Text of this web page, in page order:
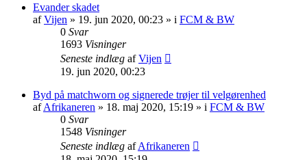
Evander skadet
afVijen » 19. jun 2020, 00:23 » i FCM & BW
0 Svar
1693 Visninger
Seneste indlæg afVijen
19. jun 2020, 00:23
Byd på matchworn og signerede trøjer til velgørenhed
afAfrikaneren » 18. maj 2020, 15:19 » i FCM & BW
0 Svar
1548 Visninger
Seneste indlæg afAfrikaneren